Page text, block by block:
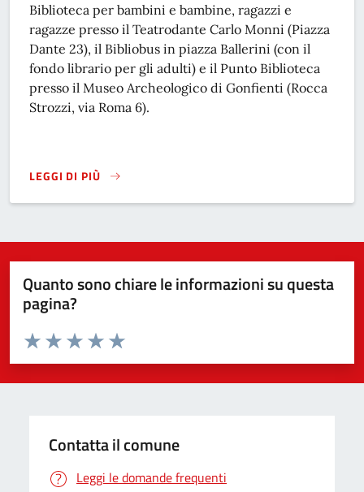
Biblioteca per bambini e bambine, ragazzi e
ragazze presso il Teatrodante Carlo Monni (Piazza
Dante 23), il Bibliobus in piazza Ballerini (con il
fondo librario per gli adulti) e il Punto Biblioteca
presso il Museo Archeologico di Gonfienti (Rocca
Strozzi, via Roma 6).
LEGGI DI PIÙ
BIBLIOTECA DIFFUSA TIZIANO TERZANI
Quanto sono chiare le informazioni su questa
pagina?
Valuta da 1 a 5 stelle la pagina
Valuta 5 stelle su 5
Valuta 4 stelle su 5
Valuta 3 stelle su 5
Valuta 2 stelle su 5
Valuta 1 stelle su 5
Contatta il comune
Leggi le domande frequenti